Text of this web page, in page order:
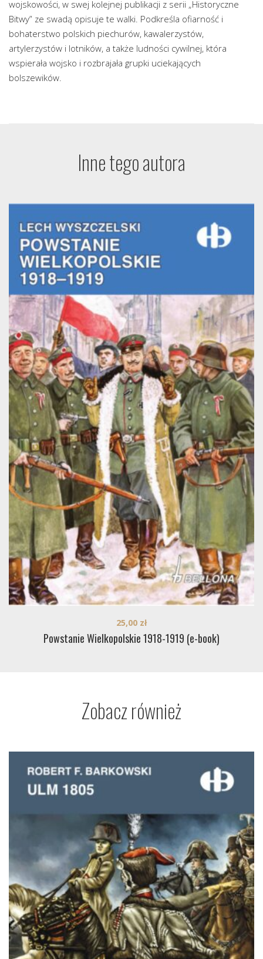
wojskowości, w swej kolejnej publikacji z serii „Historyczne
Bitwy” ze swadą opisuje te walki. Podkreśla ofiarność i
bohaterstwo polskich piechurów, kawalerzystów,
artylerzystów i lotników, a także ludności cywilnej, która
wspierała wojsko i rozbrajała grupki uciekających
bolszewików.
Inne tego autora
Powstanie Wielkopolskie 1918-1919 (e-book)
25,00 zł
Zobacz również